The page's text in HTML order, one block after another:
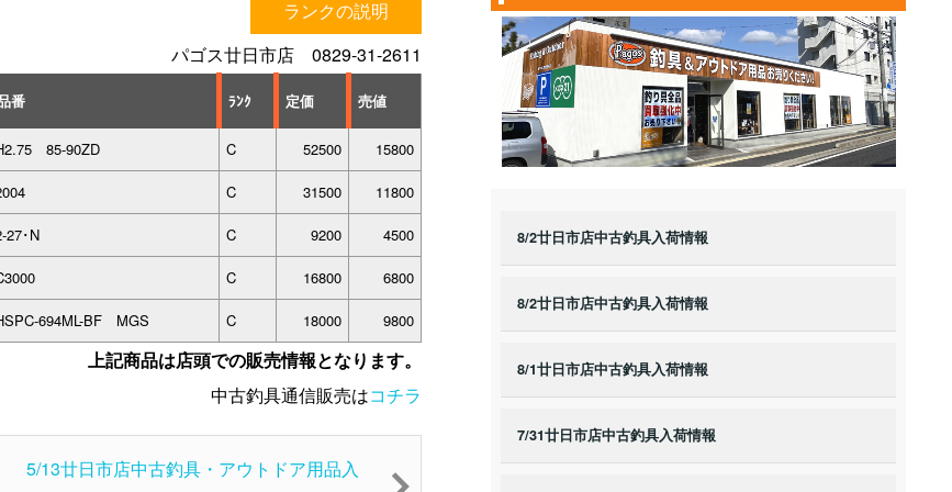
ランクの説明
パゴス廿日市店 0829-31-2611
番 ﾗﾝｸ 定価 売値
85-90ZD C 52500 15800
C 31500 11800
27･N C 9200 4500
C 16800 6800
694ML-BF MGS C 18000 9800
上記商品は店頭での販売情報となります。
中古釣具通信販売はコチラ
5/13廿日市店中古釣具・アウトドア用品入
8/2廿日市店中古釣具入荷情報
8/2廿日市店中古釣具入荷情報
8/1廿日市店中古釣具入荷情報
7/31廿日市店中古釣具入荷情報